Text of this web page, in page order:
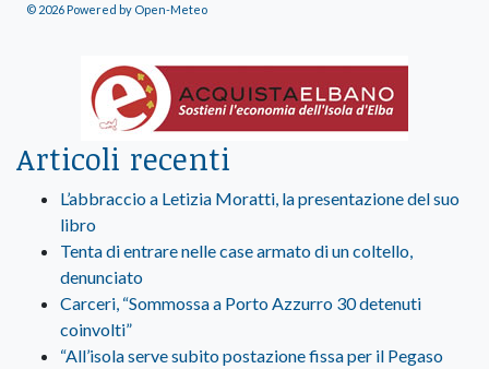
© 2026 Powered by Open-Meteo
Articoli recenti
L’abbraccio a Letizia Moratti, la presentazione del suo
libro
Tenta di entrare nelle case armato di un coltello,
denunciato
Carceri, “Sommossa a Porto Azzurro 30 detenuti
coinvolti”
“All’isola serve subito postazione fissa per il Pegaso